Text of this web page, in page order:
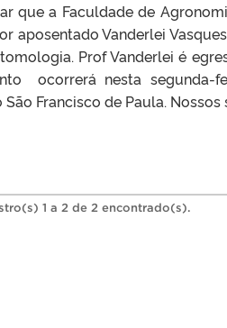
que a Faculdade de
aposentado Vanderlei
Prof Vanderlei é
ocorrerá nesta segunda-
São Francisco de Paula.
1 a 2 de 2 encontrado(s).